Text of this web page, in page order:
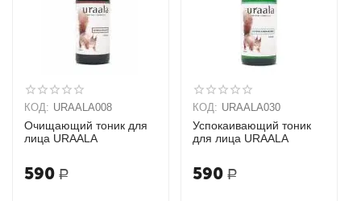
КОД: URAALA008
Очищающий тоник для
лица URAALA
590 Р
КОД: URAALA030
Успокаивающий тоник
для лица URAALA
590 Р